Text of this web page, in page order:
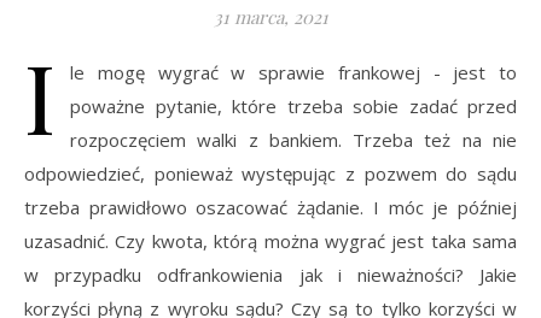
31 marca, 2021
I
le mogę wygrać w sprawie frankowej - jest to
poważne pytanie, które trzeba sobie zadać przed
rozpoczęciem walki z bankiem. Trzeba też na nie
odpowiedzieć, ponieważ występując z pozwem do sądu
trzeba prawidłowo oszacować żądanie. I móc je później
uzasadnić. Czy kwota, którą można wygrać jest taka sama
w przypadku odfrankowienia jak i nieważności? Jakie
korzyści płyną z wyroku sądu? Czy są to tylko korzyści w